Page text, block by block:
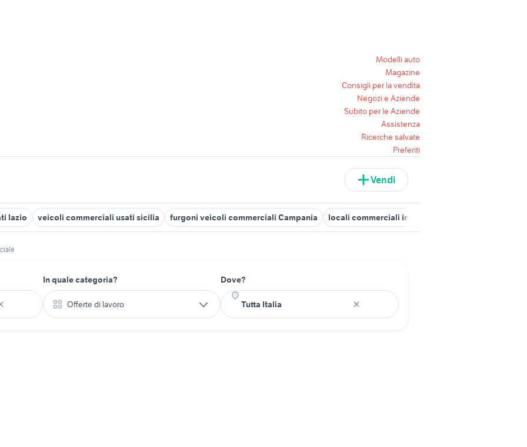
Modelli auto
Magazine
Consigli per la vendita
Negozi e Aziende
Subito per le Aziende
Assistenza
Ricerche salvate
Preferiti
Vendi
lazio veicoli commerciali usati sicilia furgoni veicoli commerciali Campania locali commerciali in affitto sanremo
In quale categoria?
Offerte di lavoro
Dove?